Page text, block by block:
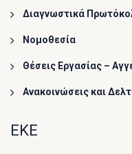
Διαγνωστικά
Νομοθεσία
Θέσεις Εργασίας –
Ανακοινώσεις και
ΕΚΕ